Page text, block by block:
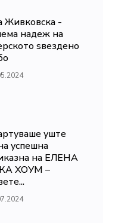
Живковска -
надеж на
ѕвездено
уште
успешна
на ЕЛЕНА
ХОУМ –